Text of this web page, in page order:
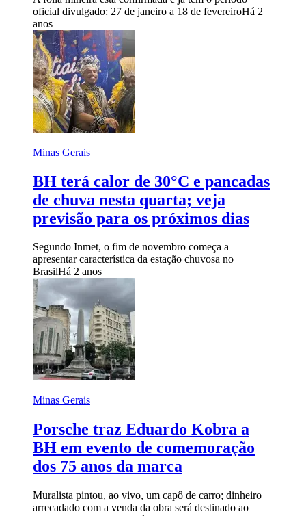
oficial divulgado: 27 de janeiro a 18 de fevereiroHá 2
anos
Minas Gerais
BH terá calor de 30°C e pancadas
de chuva nesta quarta; veja
previsão para os próximos dias
Segundo Inmet, o fim de novembro começa a
apresentar característica da estação chuvosa no
BrasilHá 2 anos
Minas Gerais
Porsche traz Eduardo Kobra a
BH em evento de comemoração
dos 75 anos da marca
Muralista pintou, ao vivo, um capô de carro; dinheiro
arrecadado com a venda da obra será destinado ao